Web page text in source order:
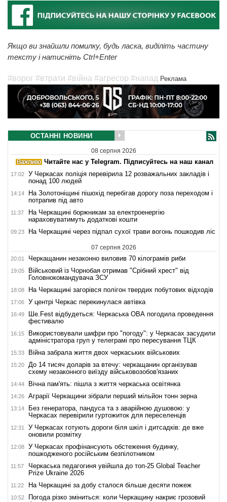
Якщо ви знайшли помилку, будь ласка, виділіть частину
тексту і натисніть Ctrl+Enter
#ворог #втрати #війна #агресор #напад Реклама
ОСТАННІ НОВИНИ
08 серпня 2026
Читайте нас у Telegram. Підписуйтесь на наш канал
17:02
У Черкасах поліція перевірила 12 розважальних закладів і
понад 100 людей
14:14
На Золотоніщині пішохід перебігав дорогу поза переходом і
потрапив під авто
11:37
На Черкащині боржникам за електроенергію
нараховуватимуть додаткові кошти
09:23 На Черкащині через підпал сухої трави вогонь пошкодив ліс
07 серпня 2026
20:01 Черкащанин незаконно виловив 70 кілограмів риби
19:05
Військовий із Чорнобая отримав "Срібний хрест" від
Головнокомандувача ЗСУ
18:08 На Черкащині загорівся полігон твердих побутових відходів
17:06 У центрі Черкас перекинулася автівка
16:49
Ше.Fest відбудеться: Черкаська ОВА погодила проведення
фестивалю
16:15
Використовували шифри про "погоду": у Черкасах засудили
адміністратора груп у телеграмі про пересування ТЦК
15:33 Війна забрала життя двох черкаських військових
15:20
До 14 тисяч доларів за втечу: черкащанин організував
схему незаконного виїзду військовозобов'язаних
14:44 Вічна пам'ять: пішла з життя черкаська освітянка
14:26 Аграрії Черкащини зібрали перший мільйон тонн зерна
13:14
Без генератора, пандуса та з аварійною душовою: у
Черкасах перевірили гуртожиток для переселенців
12:31
У Черкасах готують дороги біля шкіл і дитсадків: де вже
оновили розмітку
12:08
У Черкасах профінансують обстеження будинку,
пошкодженого російським безпілотником
11:57
Черкаська педагогиня увійшла до топ-25 Global Teacher
Prize Ukraine 2026
11:22 На Черкащині за добу сталося більше десяти пожеж
10:52
Погода різко зміниться: коли Черкащину накриє грозовий